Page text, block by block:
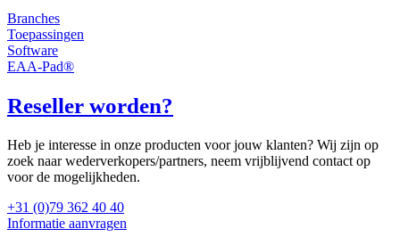
Branches
Toepassingen
Software
EAA-Pad®
Reseller worden?
Heb je interesse in onze producten voor jouw klanten? Wij zijn op
zoek naar wederverkopers/partners, neem vrijblijvend contact op
voor de mogelijkheden.
+31 (0)79 362 40 40
Informatie aanvragen